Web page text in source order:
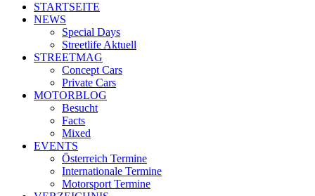
STARTSEITE
NEWS
Special Days
Streetlife Aktuell
STREETMAG
Concept Cars
Private Cars
MOTORBLOG
Besucht
Facts
Mixed
EVENTS
Österreich Termine
Internationale Termine
Motorsport Termine